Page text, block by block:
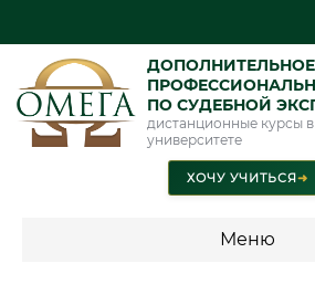
ДОПОЛНИТЕЛЬНОЕ
ПО СУДЕБНОЙ
дистанционные курсы
университете
ХОЧУ УЧИТЬСЯ➜
Меню